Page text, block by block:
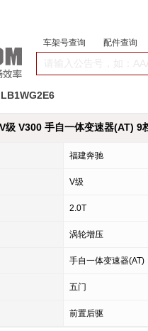
车架号查询 配件查询
LB1WG2E6
级 V300 手自一体变速器(AT) 9
福建奔驰
V级
2.0T
涡轮增压
手自一体变速器(AT)
五门
前置后驱